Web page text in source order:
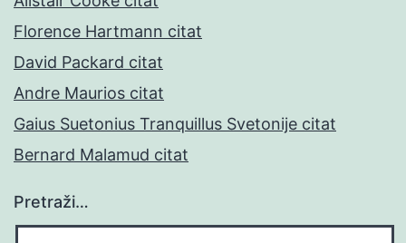
Florence Hartmann citat
David Packard citat
Andre Maurios citat
Gaius Suetonius Tranquillus Svetonije citat
Bernard Malamud citat
Pretraži…